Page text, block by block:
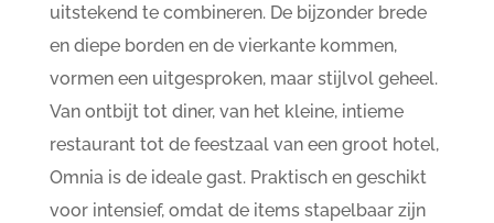
uitstekend te combineren. De bijzonder brede
en diepe borden en de vierkante kommen,
vormen een uitgesproken, maar stijlvol geheel.
Van ontbijt tot diner, van het kleine, intieme
restaurant tot de feestzaal van een groot hotel,
Omnia is de ideale gast. Praktisch en geschikt
voor intensief, omdat de items stapelbaar zijn